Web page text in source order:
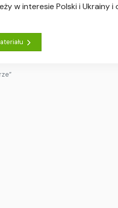
w interesie Polski i Ukrainy